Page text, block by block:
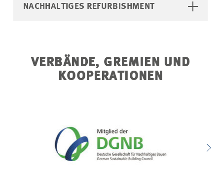
NACHHALTIGES REFURBISHMENT
VERBÄNDE, GREMIEN UND
KOOPERATIONEN